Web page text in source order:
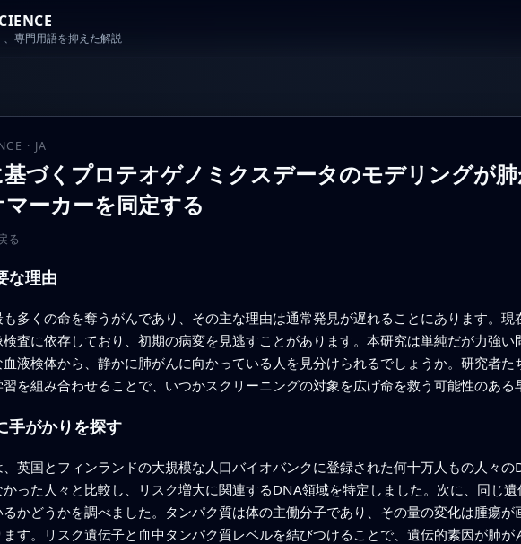
専門用語を抑えた解説
· JA
づくプロテオゲノミクスデータのモデリングが
ーカーを同定する
る
な理由
多くの命を奪うがんであり、その主な理由は通常発見が遅れることにあります。
査に依存しており、初期の病変を見逃すことがあります。本研究は単純だが力強
液検体から、静かに肺がんに向かっている人を見分けられるでしょうか。研究者
を組み合わせることで、いつかスクリーニングの対象を広げ命を救う可能性のある
手がかりを探す
、英国とフィンランドの大規模な人口バイオバンクに登録された何十万人もの人々
った人々と比較し、リスク増大に関連するDNA領域を特定しました。次に、同じ
かどうかを調べました。タンパク質は体の主働分子であり、その量の変化は腫瘍
す。リスク遺伝子と血中タンパク質レベルを結びつけることで、遺伝的素因が肺